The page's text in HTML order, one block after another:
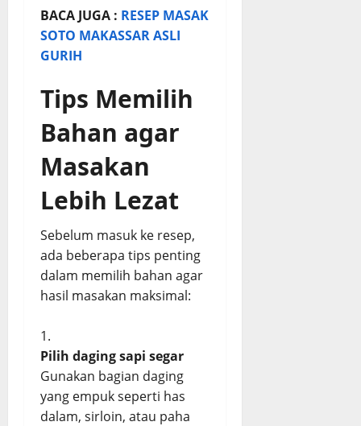
BACA JUGA : RESEP MASAK
SOTO MAKASSAR ASLI
GURIH
Tips Memilih
Bahan agar
Masakan
Lebih Lezat
Sebelum masuk ke resep,
ada beberapa tips penting
dalam memilih bahan agar
hasil masakan maksimal:
Pilih daging sapi segar
Gunakan bagian daging
yang empuk seperti has
dalam, sirloin, atau paha